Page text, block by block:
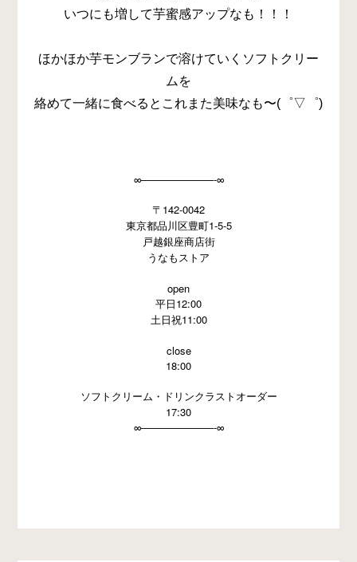
いつにも増して芋蜜感アップなも！！！
ほかほか芋モンブランで溶けていくソフトクリー
ムを
絡めて一緒に食べるとこれまた美味なも〜(゜▽゜)
∞———————-∞
〒142-0042
東京都品川区豊町1-5-5
戸越銀座商店街
うなもストア
open
平日12:00
土日祝11:00
close
18:00
ソフトクリーム・ドリンクラストオーダー
17:30
∞———————-∞